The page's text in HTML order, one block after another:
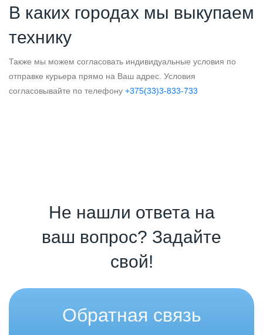
В каких городах мы выкупаем
технику
Также мы можем согласовать индивидуальные условия по
отправке курьера прямо на Ваш адрес. Условия
согласовывайте по телефону +375(33)3-833-733
Не нашли ответа на
ваш вопрос? Задайте
свой!
Обратная связь